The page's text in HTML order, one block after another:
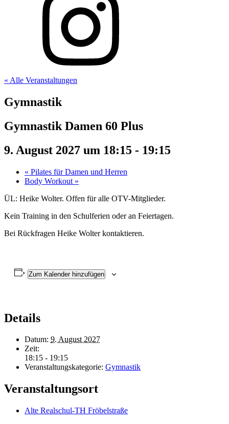
« Alle Veranstaltungen
Gymnastik
Gymnastik Damen 60 Plus
9. August 2027 um 18:15 - 19:15
« Pilates für Damen und Herren
Body Workout »
ÜL: Heike Wolter. Offen für alle OTV-Mitglieder.
Kein Training in den Schulferien oder an Feiertagen.
Bei Rückfragen Heike Wolter kontaktieren.
Zum Kalender hinzufügen
Details
Datum: 9. August 2027
Zeit:
18:15 - 19:15
Veranstaltungskategorie: Gymnastik
Veranstaltungsort
Alte Realschul-TH Fröbelstraße